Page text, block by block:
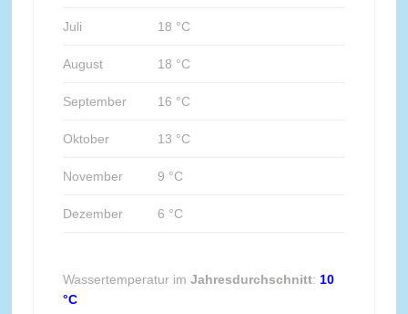
Juli 18 °C
August 18 °C
September 16 °C
Oktober 13 °C
November 9 °C
Dezember 6 °C
Wassertemperatur im Jahresdurchschnitt: 10
°C